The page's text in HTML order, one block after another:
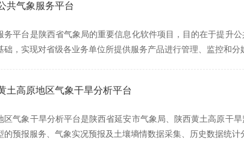
共气象服务平台
务平台是陕西省气象局的重要信息化软件项目，目的在于提升
础，实现对省级各业务单位所提供服务产品进行管理、监控和
土高原地区气象干旱分析平台
区气象干旱分析平台是陕西省延安市气象局、陕西黄土高原干
的预报服务、气象实况预报及土壤墒情数据采集、历史数据统